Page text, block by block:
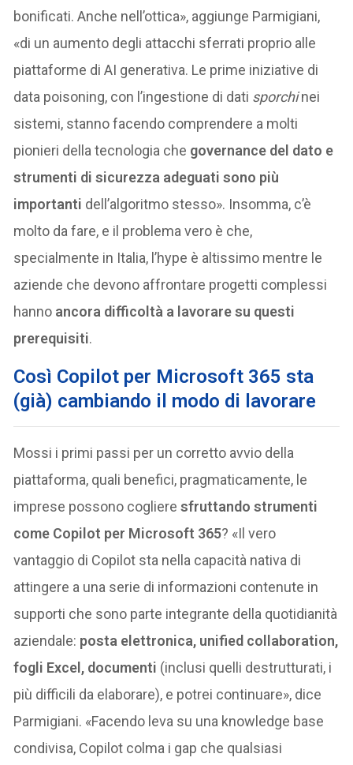
bonificati. Anche nell’ottica», aggiunge Parmigiani,
«di un aumento degli attacchi sferrati proprio alle
piattaforme di AI generativa. Le prime iniziative di
data poisoning, con l’ingestione di dati sporchinei
sistemi, stanno facendo comprendere a molti
pionieri della tecnologia che governance del dato e
strumenti di sicurezza adeguati sono più
importanti dell’algoritmo stesso». Insomma, c’è
molto da fare, e il problema vero è che,
specialmente in Italia, l’hype è altissimo mentre le
aziende che devono affrontare progetti complessi
hanno ancora difficoltà a lavorare su questi
prerequisiti.
Così Copilot per Microsoft 365 sta
(già) cambiando il modo di lavorare
Mossi i primi passi per un corretto avvio della
piattaforma, quali benefici, pragmaticamente, le
imprese possono coglieresfruttando strumenti
come Copilot per Microsoft 365? «Il vero
vantaggio di Copilot sta nella capacità nativa di
attingere a una serie di informazioni contenute in
supporti che sono parte integrante della quotidianità
aziendale: posta elettronica, unified collaboration,
fogli Excel, documenti (inclusi quelli destrutturati, i
più difficili da elaborare), e potrei continuare», dice
Parmigiani. «Facendo leva su una knowledge base
condivisa, Copilot colma i gap che qualsiasi